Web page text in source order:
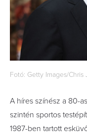
Fotó: Getty Images/Chris
A híres színész a 80-
szintén sportos
1987-ben tartott